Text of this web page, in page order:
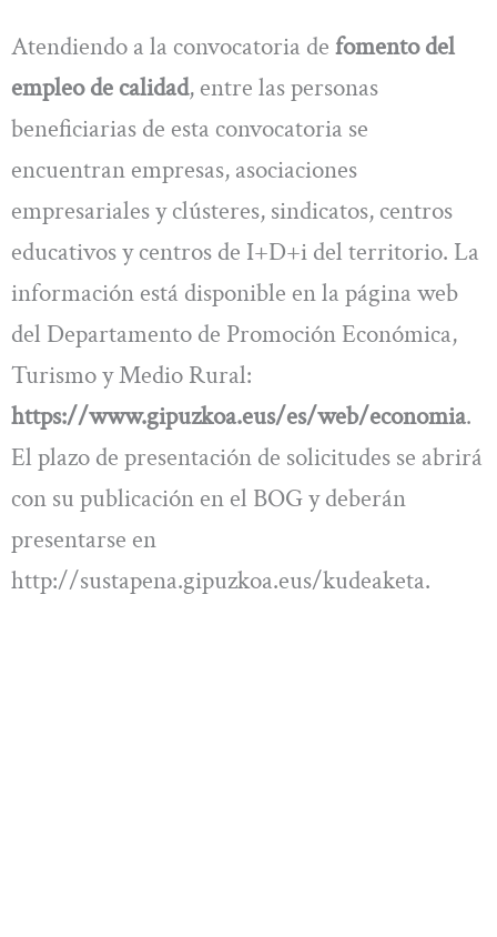
Atendiendo a la convocatoria de fomento del
empleo de calidad, entre las personas
beneficiarias de esta convocatoria se
encuentran empresas, asociaciones
empresariales y clústeres, sindicatos, centros
educativos y centros de I+D+i del territorio. La
información está disponible en la página web
del Departamento de Promoción Económica,
Turismo y Medio Rural:
https://www.gipuzkoa.eus/es/web/economia.
El plazo de presentación de solicitudes se abrirá
con su publicación en el BOG y deberán
presentarse en
http://sustapena.gipuzkoa.eus/kudeaketa.